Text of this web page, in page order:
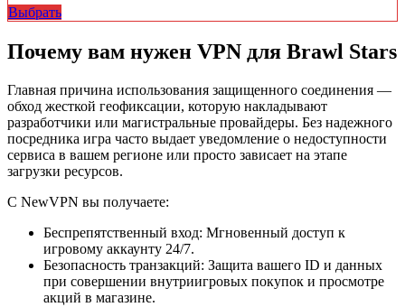
Выбрать
Почему вам нужен VPN для Brawl Stars
Главная причина использования защищенного соединения —
обход жесткой геофиксации, которую накладывают
разработчики или магистральные провайдеры. Без надежного
посредника игра часто выдает уведомление о недоступности
сервиса в вашем регионе или просто зависает на этапе
загрузки ресурсов.
С NewVPN вы получаете:
Беспрепятственный вход: Мгновенный доступ к
игровому аккаунту 24/7.
Безопасность транзакций: Защита вашего ID и данных
при совершении внутриигровых покупок и просмотре
акций в магазине.